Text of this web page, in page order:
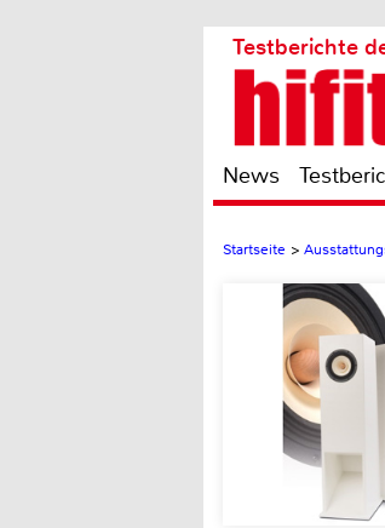
Testberichte
News
Startseite >